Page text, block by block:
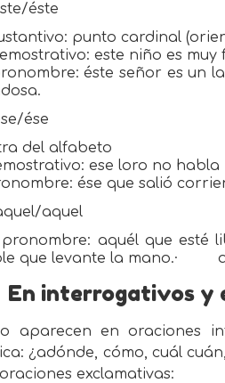
éste
punto cardinal
este niño es muy
éste señor es un
ése
del alfabeto
ese loro no habla
ése que salió
aquel
pronombre: aquél que esté
que levante la mano.·
En interrogativos y
aparecen en oraciones
¿adónde, cómo, cuál
exclamativas: